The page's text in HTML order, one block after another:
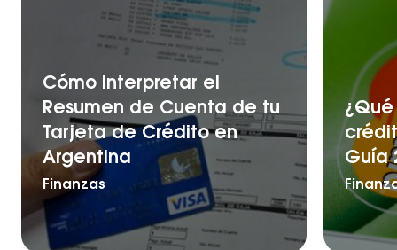
Cómo Interpretar el
Resumen de Cuenta de tu
Tarjeta de Crédito en
Argentina
Finanzas
Guía